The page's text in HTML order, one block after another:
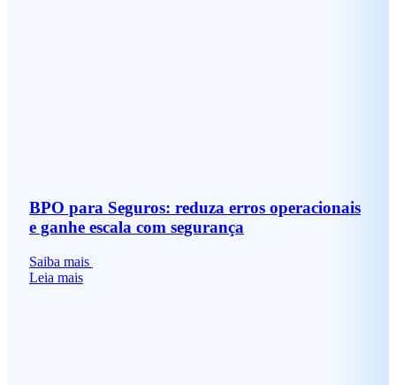
BPO para Seguros: reduza erros operacionais
e ganhe escala com segurança
Saiba mais
Leia mais